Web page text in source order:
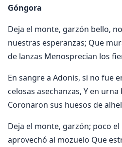
Góngora
Deja el monte, garzón bello,
nuestras esperanzas; Que
de lanzas Menosprecian los
En sangre a Adonis, si no fue
celosas asechanzas, Y en
Coronaron sus huesos de
Deja el monte, garzón; poco
aprovechó al mozuelo Que